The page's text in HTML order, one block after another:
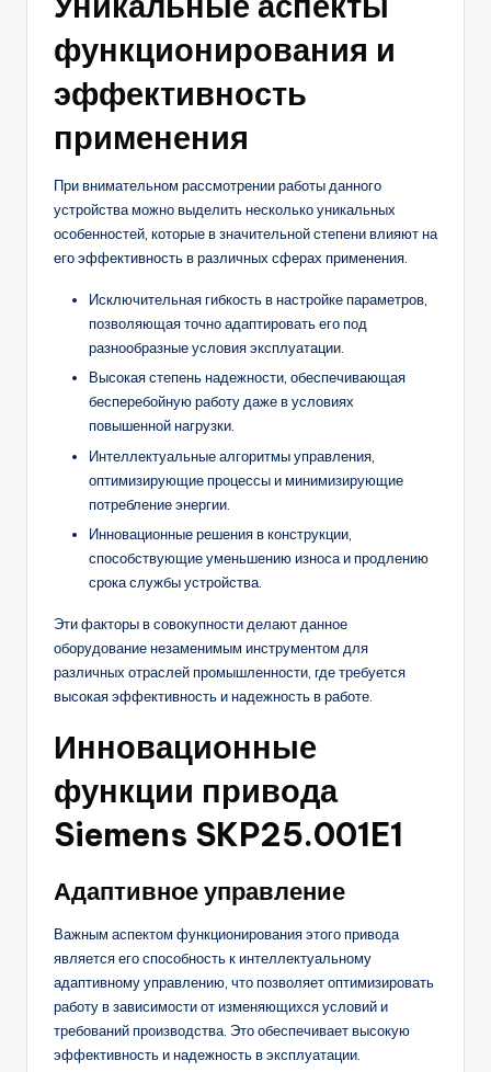
функционирования и
эффективность
применения
При внимательном рассмотрении работы данного
устройства можно выделить несколько уникальных
особенностей, которые в значительной степени влияют на
его эффективность в различных сферах применения.
Исключительная гибкость в настройке параметров,
позволяющая точно адаптировать его под
разнообразные условия эксплуатации.
Высокая степень надежности, обеспечивающая
бесперебойную работу даже в условиях
повышенной нагрузки.
Интеллектуальные алгоритмы управления,
оптимизирующие процессы и минимизирующие
потребление энергии.
Инновационные решения в конструкции,
способствующие уменьшению износа и продлению
срока службы устройства.
Эти факторы в совокупности делают данное
оборудование незаменимым инструментом для
различных отраслей промышленности, где требуется
высокая эффективность и надежность в работе.
Инновационные
функции привода
Siemens SKP25.001E1
Адаптивное управление
Важным аспектом функционирования этого привода
является его способность к интеллектуальному
адаптивному управлению, что позволяет оптимизировать
работу в зависимости от изменяющихся условий и
требований производства. Это обеспечивает высокую
эффективность и надежность в эксплуатации.